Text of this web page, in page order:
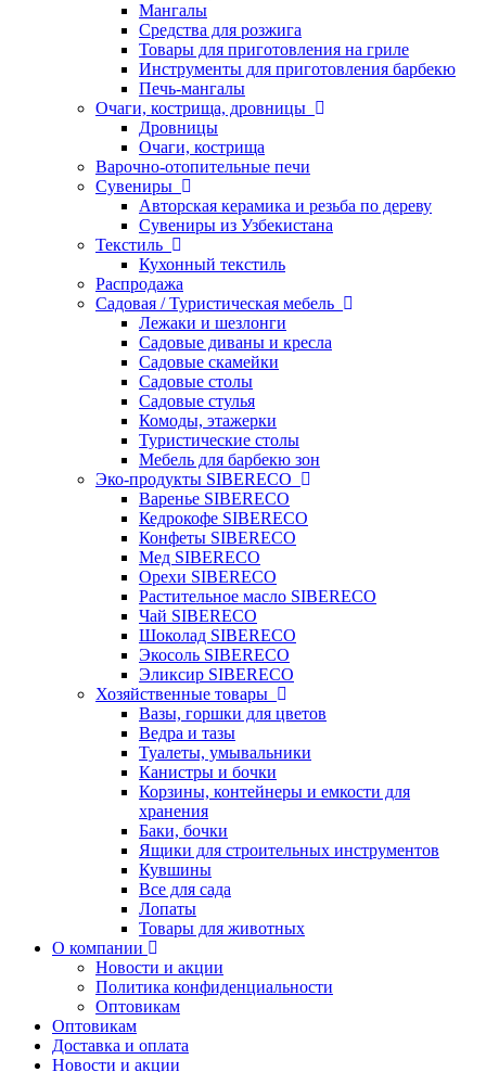
Мангалы
Средства для розжига
Товары для приготовления на гриле
Инструменты для приготовления барбекю
Печь-мангалы
Очаги, кострища, дровницы
Дровницы
Очаги, кострища
Варочно-отопительные печи
Сувениры
Авторская керамика и резьба по дереву
Сувениры из Узбекистана
Текстиль
Кухонный текстиль
Распродажа
Садовая / Туристическая мебель
Лежаки и шезлонги
Садовые диваны и кресла
Садовые скамейки
Садовые столы
Садовые стулья
Комоды, этажерки
Туристические столы
Мебель для барбекю зон
Эко-продукты SIBERECO
Варенье SIBERECO
Кедрокофе SIBERECO
Конфеты SIBERECO
Мед SIBERECO
Орехи SIBERECO
Растительное масло SIBERECO
Чай SIBERECO
Шоколад SIBERECO
Экосоль SIBERECO
Эликсир SIBERECO
Хозяйственные товары
Вазы, горшки для цветов
Ведра и тазы
Туалеты, умывальники
Канистры и бочки
Корзины, контейнеры и емкости для
хранения
Баки, бочки
Ящики для строительных инструментов
Кувшины
Все для сада
Лопаты
Товары для животных
О компании
Новости и акции
Политика конфиденциальности
Оптовикам
Оптовикам
Доставка и оплата
Новости и акции